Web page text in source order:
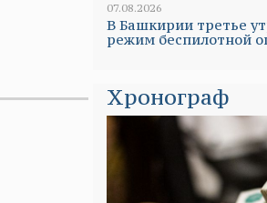
07.08.2026
В Башкирии третье
режим беспилотной
Хронограф